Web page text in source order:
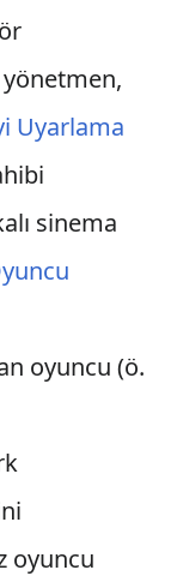
Uyarlama
sinema
oyuncu (ö.
oyuncu